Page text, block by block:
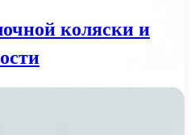
коляски и